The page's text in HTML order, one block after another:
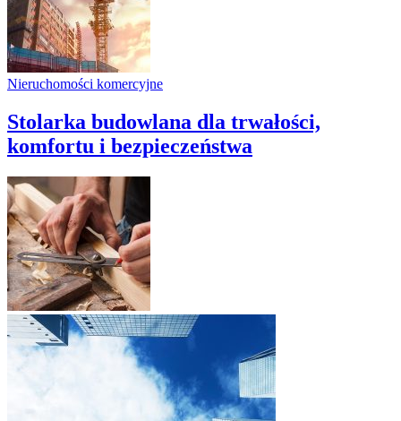
Nieruchomości komercyjne
Stolarka budowlana dla trwałości,
komfortu i bezpieczeństwa